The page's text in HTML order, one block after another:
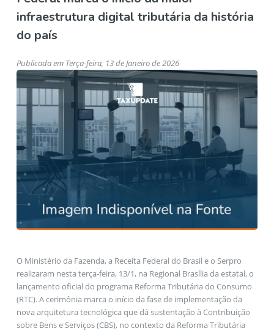
infraestrutura digital tributária da história
do país
Publicada em Terça-feira, 13 de Janeiro de 2026
O Ministério da Fazenda, a Receita Federal do Brasil e o Serpro
realizaram nesta terça-feira, 13/1, na Regional Brasília da estatal, o
lançamento oficial do programa Reforma Tributária do Consumo
(RTC). A cerimônia marca o início da fase de implementação da
nova arquitetura tecnológica que dá sustentação à Contribuição
sobre Bens e Serviços (CBS), no contexto da Reforma Tributária